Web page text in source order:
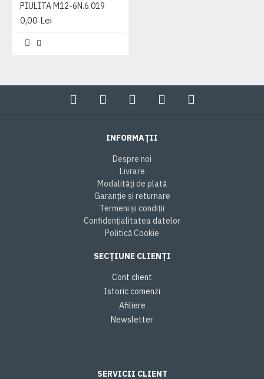
PIULITA M12-6N.6.019
0,00 Lei
INFORMAȚII
Despre noi
Livrare
Modalități de plată
Garanție și returnare
Termeni și condiții
Confidențialitatea datelor
Politică Cookie
SECȚIUNE CLIENȚI
Cont client
Istoric comenzi
Afiliere
Newsletter
SERVICII CLIENT